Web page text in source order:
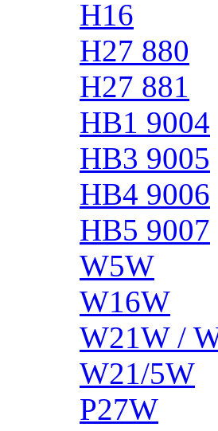
H16
H27 880
H27 881
HB1 9004
HB3 9005
HB4 9006
HB5 9007
W5W
W16W
W21W /
W21/5W
P27W